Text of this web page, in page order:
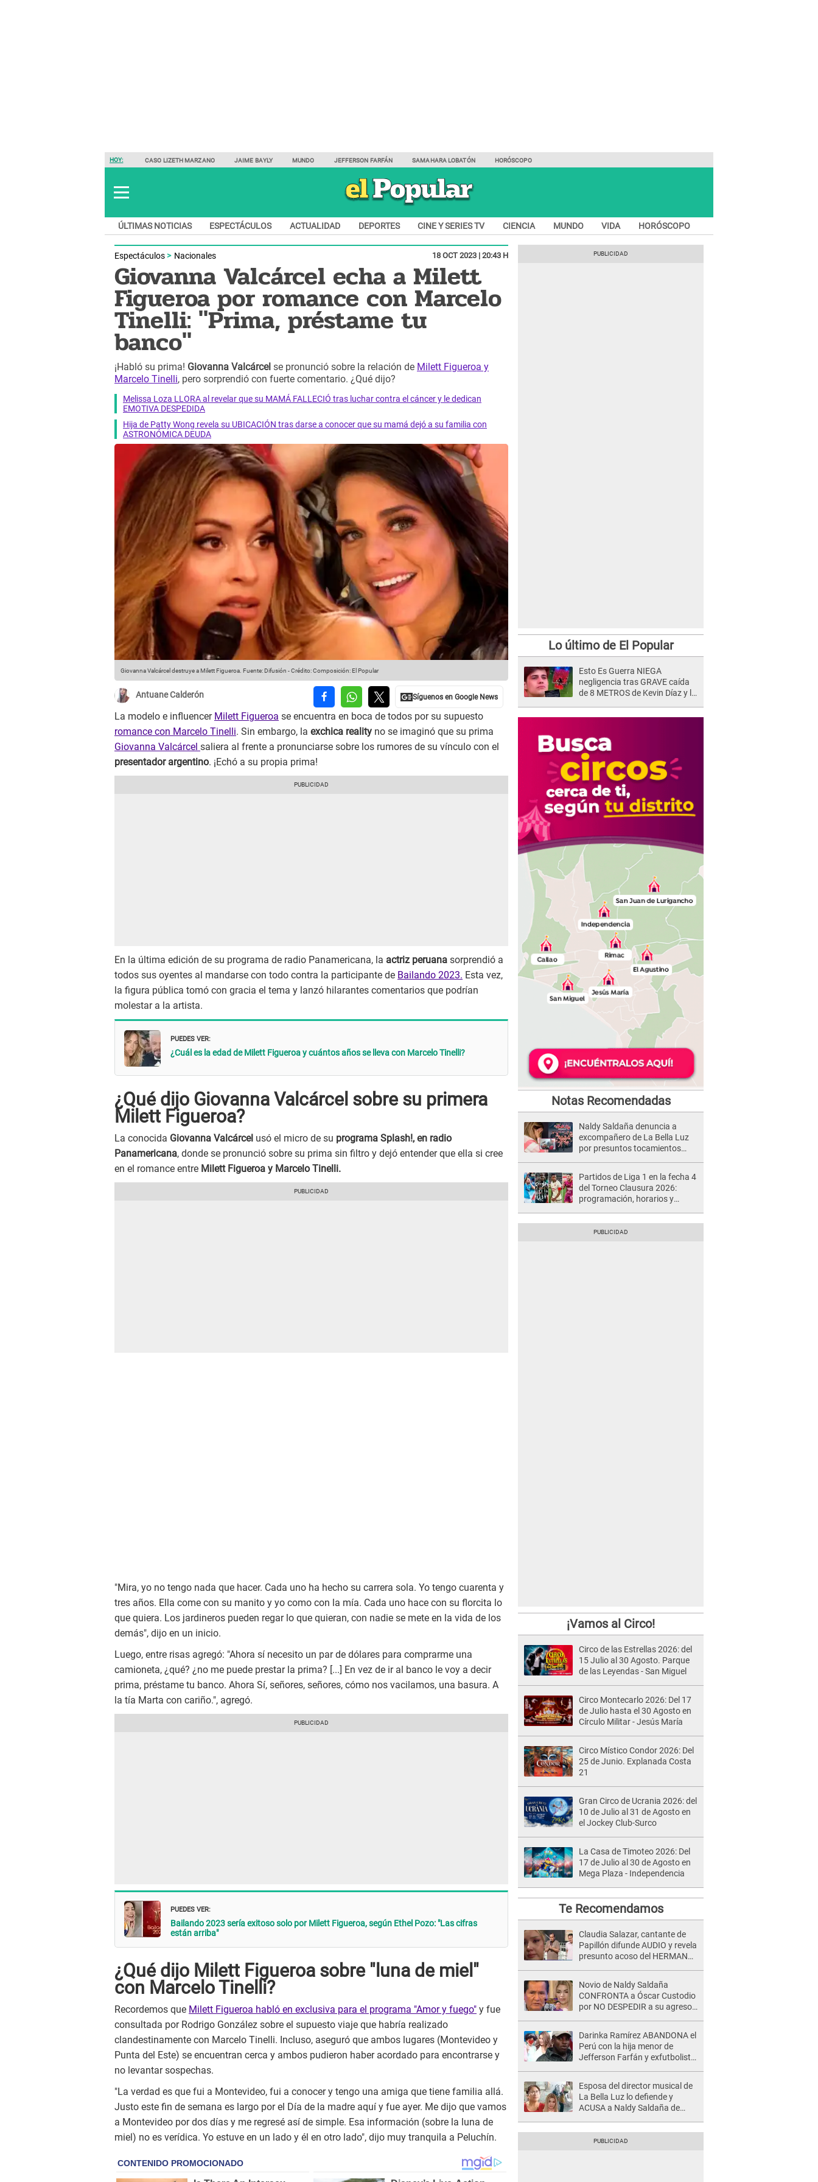
HOY: CASO LIZETH MARZANO JAIME BAYLY MUNDO JEFFERSON FARFÁN SAMAHARA LOBATÓN HORÓSCOPO
ÚLTIMAS NOTICIAS ESPECTÁCULOS ACTUALIDAD DEPORTES CINE Y SERIES TV CIENCIA MUNDO VIDA HORÓSCOPO
Espectáculos Nacionales 18 OCT 2023 | 20:43 H
Giovanna Valcárcel echa a Milett
Figueroa por romance con Marcelo
Tinelli: "Prima, préstame tu
banco"
¡Habló su prima! Giovanna Valcárcel se pronunció sobre la relación de Milett Figueroa y
Marcelo Tinelli, pero sorprendió con fuerte comentario. ¿Qué dijo?
Melissa Loza LLORA al revelar que su MAMÁ FALLECIÓ tras luchar contra el cáncer y le dedican
EMOTIVA DESPEDIDA
Hija de Patty Wong revela su UBICACIÓN tras darse a conocer que su mamá dejó a su familia con
ASTRONÓMICA DEUDA
Giovanna Valcárcel destruye a Milett Figueroa. Fuente: Difusión -Crédito: Composición: El Popular
Antuane Calderón
La modelo e influencer Milett Figueroa se encuentra en boca de todos por su supuesto
romance con Marcelo Tinelli. Sin embargo, la exchica reality no se imaginó que su prima
Giovanna Valcárcel saliera al frente a pronunciarse sobre los rumores de su vínculo con el
presentador argentino. ¡Echó a su propia prima!
En la última edición de su programa de radio Panamericana, la actriz peruana sorprendió a
todos sus oyentes al mandarse con todo contra la participante de Bailando 2023. Esta vez,
la figura pública tomó con gracia el tema y lanzó hilarantes comentarios que podrían
molestar a la artista.
PUEDES VER:
¿Cuál es la edad de Milett Figueroa y cuántos años se lleva con Marcelo Tinelli?
¿Qué dijo Giovanna Valcárcel sobre su primera
Milett Figueroa?
La conocida Giovanna Valcárcel usó el micro de su programa Splash!, en radio
Panamericana, donde se pronunció sobre su prima sin filtro y dejó entender que ella si cree
en el romance entre Milett Figueroa y Marcelo Tinelli.
"Mira, yo no tengo nada que hacer. Cada uno ha hecho su carrera sola. Yo tengo cuarenta y
tres años. Ella come con su manito y yo como con la mía. Cada uno hace con su florcita lo
que quiera. Los jardineros pueden regar lo que quieran, con nadie se mete en la vida de los
demás", dijo en un inicio.
Luego, entre risas agregó: "Ahora sí necesito un par de dólares para comprarme una
camioneta, ¿qué? ¿no me puede prestar la prima? [...] En vez de ir al banco le voy a decir
prima, préstame tu banco. Ahora Sí, señores, señores, cómo nos vacilamos, una basura. A
la tía Marta con cariño.", agregó.
PUEDES VER:
Bailando 2023 sería exitoso solo por Milett Figueroa, según Ethel Pozo: "Las cifras
están arriba"
¿Qué dijo Milett Figueroa sobre "luna de miel"
con Marcelo Tinelli?
Recordemos que Milett Figueroa habló en exclusiva para el programa "Amor y fuego" y fue
consultada por Rodrigo González sobre el supuesto viaje que habría realizado
clandestinamente con Marcelo Tinelli. Incluso, aseguró que ambos lugares (Montevideo y
Punta del Este) se encuentran cerca y ambos pudieron haber acordado para encontrarse y
no levantar sospechas.
"La verdad es que fui a Montevideo, fui a conocer y tengo una amiga que tiene familia allá.
Justo este fin de semana es largo por el Día de la madre aquí y fue ayer. Me dijo que vamos
a Montevideo por dos días y me regresé así de simple. Esa información (sobre la luna de
miel) no es verídica. Yo estuve en un lado y él en otro lado", dijo muy tranquila a Peluchín.
Lo último de El Popular
Esto Es Guerra NIEGA
negligencia tras GRAVE caída
de 8 METROS de Kevin Díaz y lo
Notas Recomendadas
Naldy Saldaña denuncia a
excompañero de La Bella Luz
por presuntos tocamientos
Partidos de Liga 1 en la fecha 4
del Torneo Clausura 2026:
programación, horarios y
¡Vamos al Circo!
Circo de las Estrellas 2026: del
15 Julio al 30 Agosto. Parque
de las Leyendas - San Miguel
Circo Montecarlo 2026: Del 17
de Julio hasta el 30 Agosto en
Círculo Militar - Jesús María
Circo Místico Condor 2026: Del
25 de Junio. Explanada Costa
21
Gran Circo de Ucrania 2026: del
10 de Julio al 31 de Agosto en
el Jockey Club-Surco
La Casa de Timoteo 2026: Del
17 de Julio al 30 de Agosto en
Mega Plaza - Independencia
Te Recomendamos
Claudia Salazar, cantante de
Papillón difunde AUDIO y revela
presunto acoso del HERMANO
shock"
Novio de Naldy Saldaña
CONFRONTA a Óscar Custodio
por NO DESPEDIR a su agresor
Darinka Ramírez ABANDONA el
Perú con la hija menor de
Jefferson Farfán y exfutbolista
Esposa del director musical de
La Bella Luz lo defiende y
ACUSA a Naldy Saldaña de